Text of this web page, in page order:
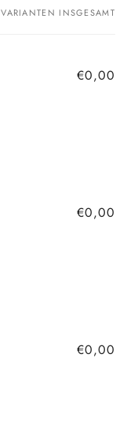
VARIANTEN INSGESAMT
€0,00
€0,00
€0,00